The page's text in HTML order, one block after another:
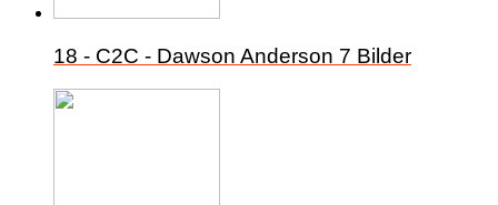
18 - C2C - Dawson Anderson 7 Bilder